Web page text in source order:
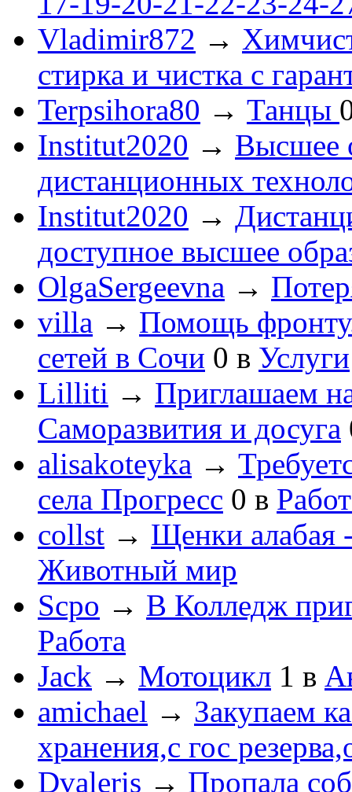
Vladimir872 →
стирка и чистка с
Terpsihora80 → Танцы
Institut2020 → Высшее
дистанционных
Institut2020 →
доступное высшее
OlgaSergeevna →
villa → Помощь
сетей в Сочи 0 в Услуги
Lilliti → Приглашаем
Саморазвития и досуга
alisakoteyka →
села Прогресс 0 в
collst → Щенки алабая
Животный мир
Scpo → В Колледж
Работа
Jack → Мотоцикл 1 в
amichael → Закупаем
хранения,с гос
Dvaleris → Пропала